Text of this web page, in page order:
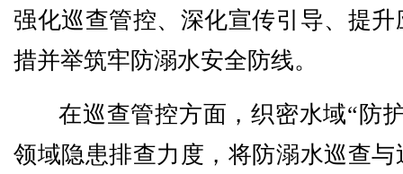
强化巡查管控、深化宣传引导、提
措并举筑牢防溺水安全防线。
在巡查管控方面，织密水域“防
领域隐患排查力度，将防溺水巡查